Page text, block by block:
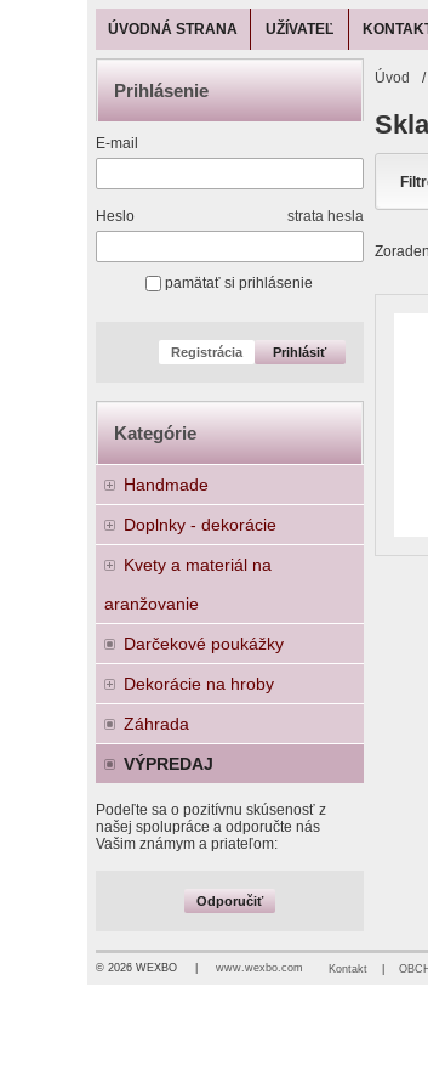
ÚVODNÁ STRANA UŽÍVATEĽ
Prihlásenie
E-mail
Heslo strata hesla
pamätať si prihlásenie
Registrácia Prihlásiť
Kategórie
Handmade
Doplnky - dekorácie
Kvety a materiál na
aranžovanie
Darčekové poukážky
Dekorácie na hroby
Záhrada
VÝPREDAJ
Podeľte sa o pozitívnu skúsenosť z
našej spolupráce a odporučte nás
Vašim známym a priateľom:
Odporučiť
Úvod /
© 2026 WEXBO | www.wexbo.com Kontakt